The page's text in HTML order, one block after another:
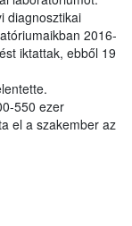
diagnosztikai
2016-
iktattak, ebből 19
550 ezer
el a szakember az